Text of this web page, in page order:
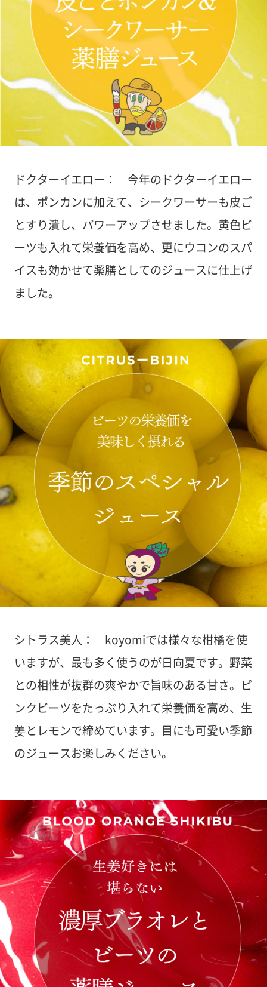
ドクターイエロー： 今年のドクターイエロー
は、ポンカンに加えて、シークワーサーも皮ご
とすり潰し、パワーアップさせました。黄色ビ
ーツも入れて栄養価を高め、更にウコンのスパ
イスも効かせて薬膳としてのジュースに仕上げ
ました。
シトラス美人： koyomiでは様々な柑橘を使
いますが、最も多く使うのが日向夏です。野菜
との相性が抜群の爽やかで旨味のある甘さ。ピ
ンクビーツをたっぷり入れて栄養価を高め、生
姜とレモンで締めています。目にも可愛い季節
のジュースお楽しみください。